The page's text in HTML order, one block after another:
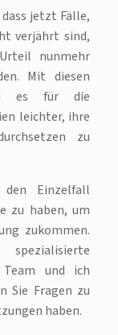
jetzt Fälle,
verjährt sind,
nunmehr
Mit diesen
es für die
leichter, ihre
zu
Einzelfall
zu haben, um
zukommen.
und ich
Sie Fragen zu
haben.